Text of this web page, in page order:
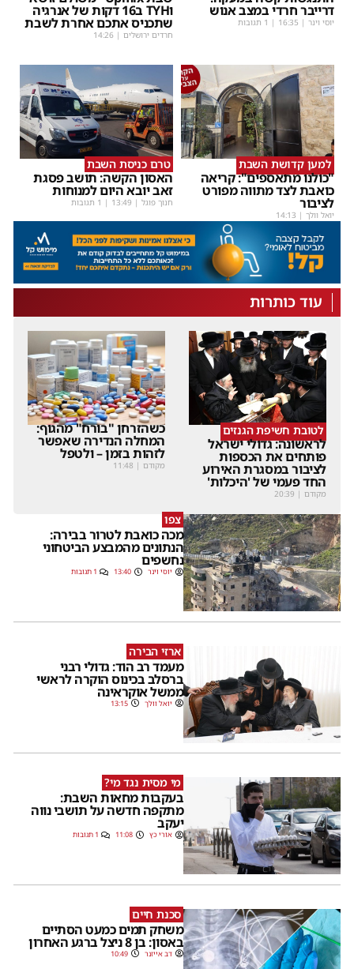
דרייבר חרדי במצב אנוש
יוסי וינר |
16:35 | 1 תגובות
וTYH ב16 דקות של אנרגיה
שתכניס אתכם אחרת לשבת
חרדים ירושלים |
14:26
למען קדושת השבת
"כולנו מתאספים": קריאה
כואבת לצד מתווה מפורט
לציבור
יואל וולך |
14:13
טרם כניסת השבת
האסון הקשה: תושב פסגת
זאב יובא היום למנוחות
חנוך פוגל |
13:49 | 1 תגובות
עוד כותרות
לטובת חשיפת הגנזים
לראשונה: גדולי ישראל
פותחים את הכספות
לציבור במסגרת האירוע
החד פעמי של 'היכלות'
מקודם |
20:39
כשהזרחן "בורח" מהגוף:
המחלה הנדירה שאפשר
לזהות בזמן – ולטפל
מקודם |
11:48
צפו
מכה כואבת לטרור בבירה:
הנתונים מהמבצע הביטחוני
נחשפים
יוסי וינר 13:40 1 תגובות
ארזי הבירה
מעמד רב הוד: גדולי רבני
ברסלב בכינוס הוקרה לראשי
ממשל אוקראינה
יואל וולך 13:15
מי מסית נגד מי?
בעקבות מחאות השבת:
מתקפה חדשה על תושבי נווה
יעקב
אורי כץ 11:08 1 תגובות
סכנת חיים
משחק תמים כמעט הסתיים
באסון: בן 8 ניצל ברגע האחרון
דב אייזנר 10:49